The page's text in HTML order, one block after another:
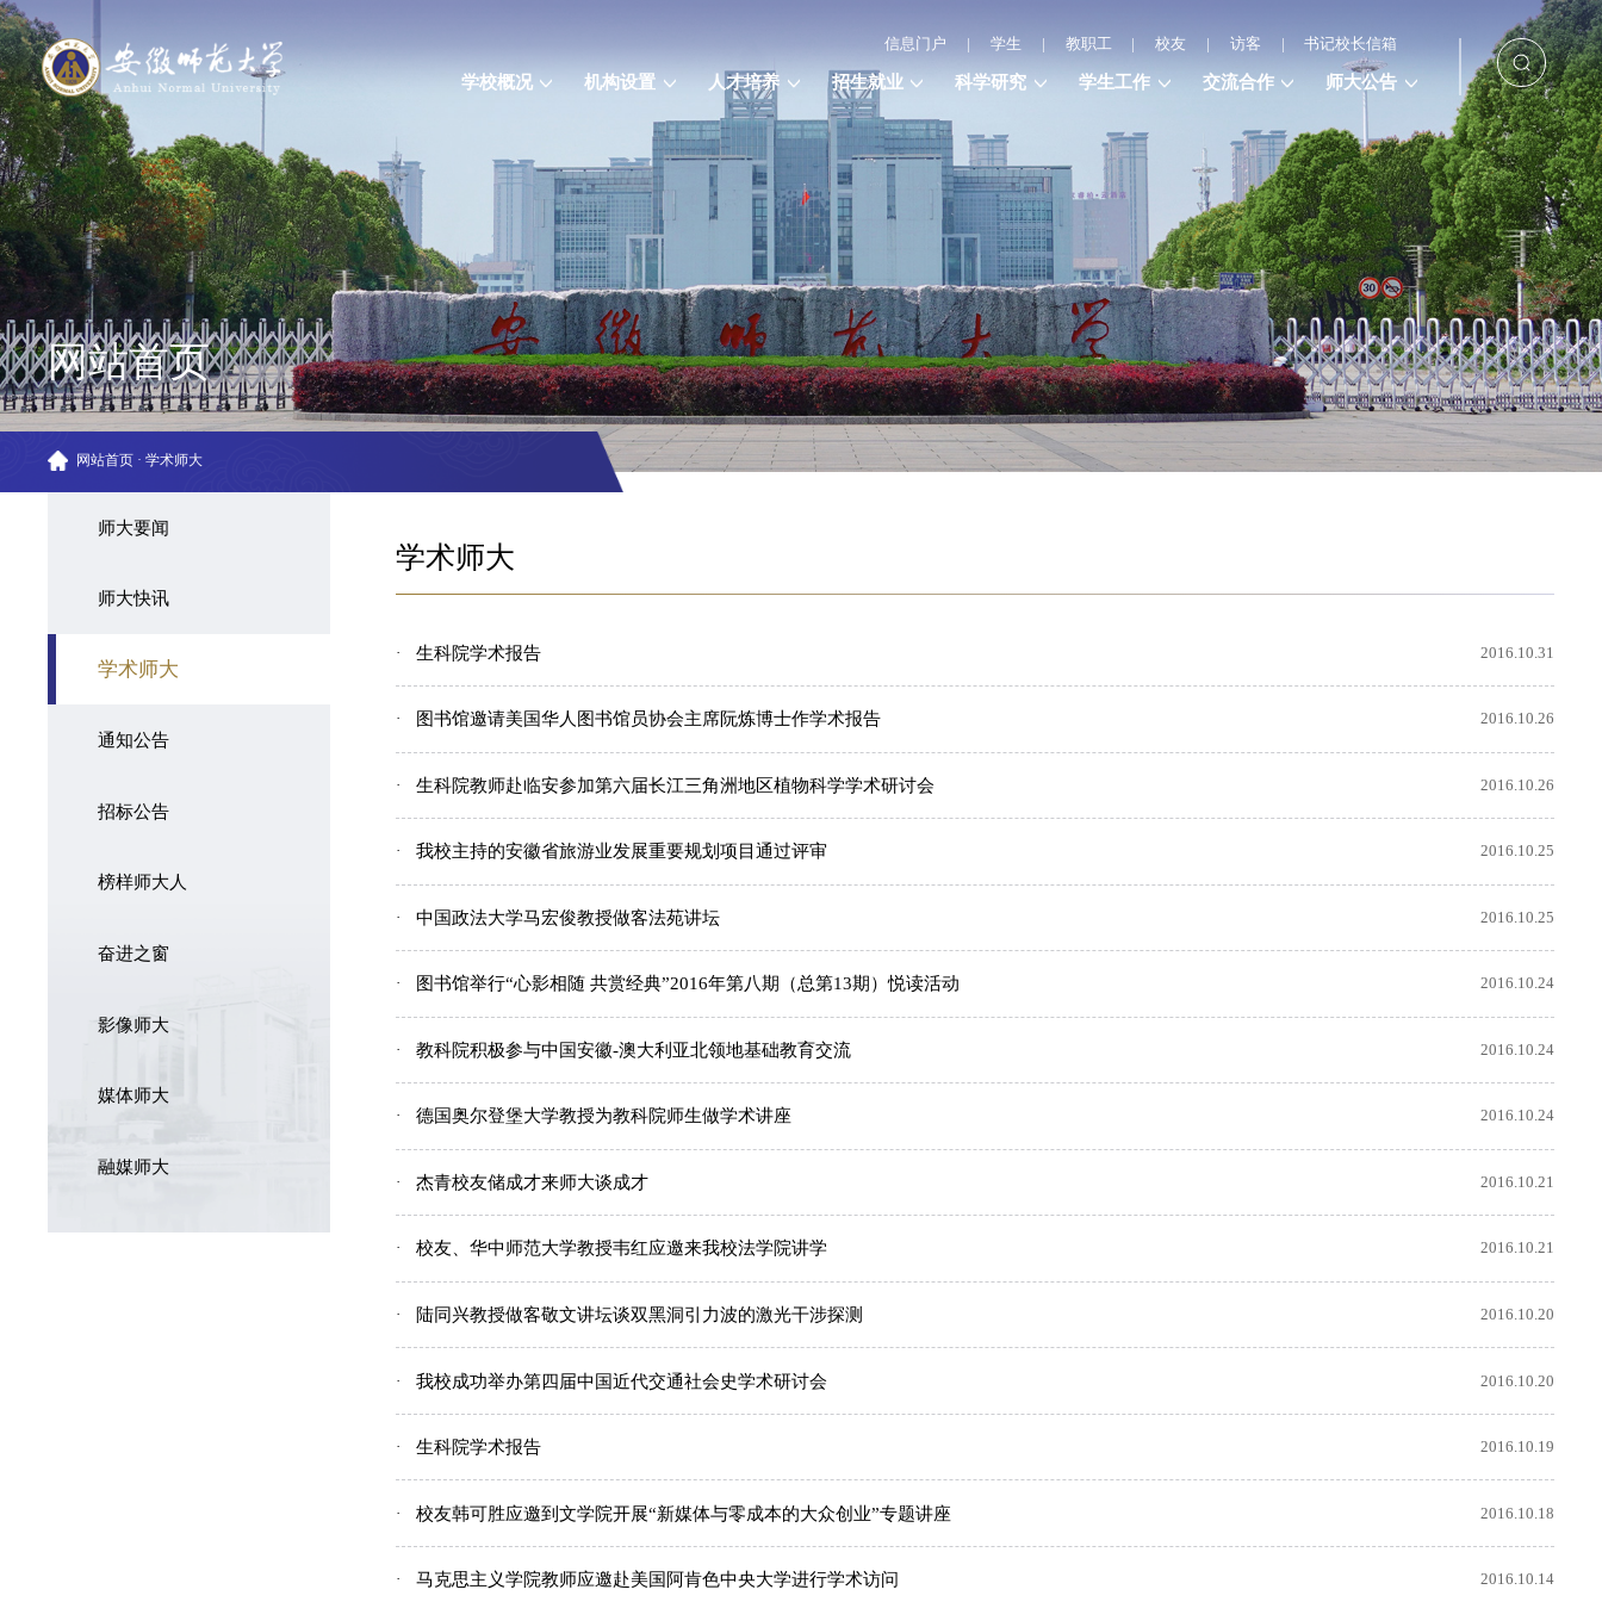
信息门户 | 学生 | 教职工 | 校友 | 访客 | 书记校长信箱
学校概况 机构设置 人才培养 招生就业 科学研究 学生工作 交流合作 师大公告
网站首页
网站首页 · 学术师大
师大要闻
师大快讯
学术师大
通知公告
招标公告
榜样师大人
奋进之窗
影像师大
媒体师大
融媒师大
学术师大
生科院学术报告 2016.10.31
图书馆邀请美国华人图书馆员协会主席阮炼博士作学术报告 2016.10.26
生科院教师赴临安参加第六届长江三角洲地区植物科学学术研讨会 2016.10.26
我校主持的安徽省旅游业发展重要规划项目通过评审 2016.10.25
中国政法大学马宏俊教授做客法苑讲坛 2016.10.25
图书馆举行“心影相随 共赏经典”2016年第八期（总第13期）悦读活动 2016.10.24
教科院积极参与中国安徽-澳大利亚北领地基础教育交流 2016.10.24
德国奥尔登堡大学教授为教科院师生做学术讲座 2016.10.24
杰青校友储成才来师大谈成才 2016.10.21
校友、华中师范大学教授韦红应邀来我校法学院讲学 2016.10.21
陆同兴教授做客敬文讲坛谈双黑洞引力波的激光干涉探测 2016.10.20
我校成功举办第四届中国近代交通社会史学术研讨会 2016.10.20
生科院学术报告 2016.10.19
校友韩可胜应邀到文学院开展“新媒体与零成本的大众创业”专题讲座 2016.10.18
马克思主义学院教师应邀赴美国阿肯色中央大学进行学术访问 2016.10.14